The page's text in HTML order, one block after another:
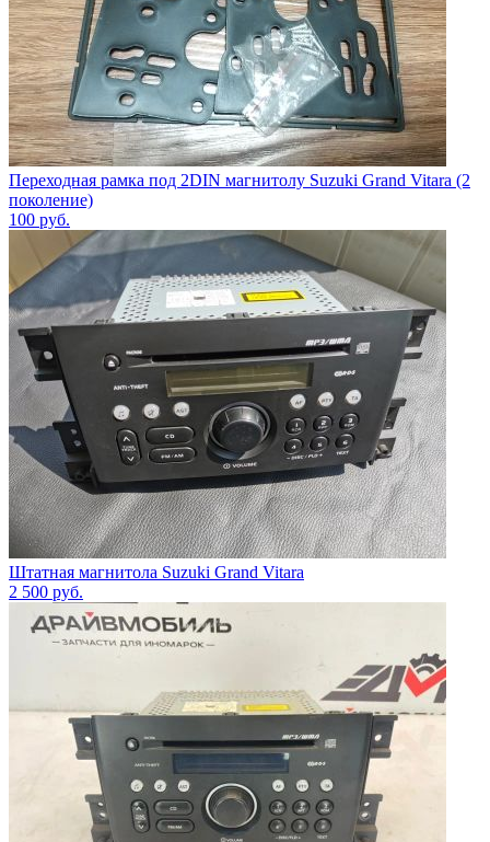
Переходная рамка под 2DIN магнитолу Suzuki Grand Vitara (2
поколение)
100 руб.
Штатная магнитола Suzuki Grand Vitara
2 500 руб.